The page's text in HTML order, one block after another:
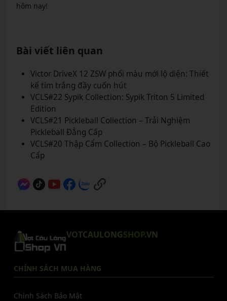
hôm nay!
Bài viết liên quan
Victor DriveX 12 ZSW phối màu mới lộ diện: Thiết
kế tím trắng đầy cuốn hút
VCLS#22 Sypik Collection: Sypik Triton 5 Limited
Edition
VCLS#21 Pickleball Collection – Trải Nghiệm
Pickleball Đẳng Cấp
VCLS#20 Thập Cẩm Collection – Bộ Pickleball Cao
Cấp
VOTCAULONGSHOP.VN
CHÍNH SÁCH MUA HÀNG
Chính Sách Bảo Mật